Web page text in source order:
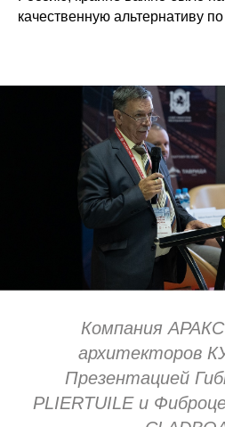
качественную альтернативу
Компания
архитекторов
Презентацией
PLIERTUILE и